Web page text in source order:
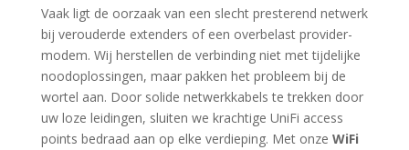
Vaak ligt de oorzaak van een slecht presterend netwerk
bij verouderde extenders of een overbelast provider-
modem. Wij herstellen de verbinding niet met tijdelijke
noodoplossingen, maar pakken het probleem bij de
wortel aan. Door solide netwerkkabels te trekken door
uw loze leidingen, sluiten we krachtige UniFi access
points bedraad aan op elke verdieping. Met onze WiFi